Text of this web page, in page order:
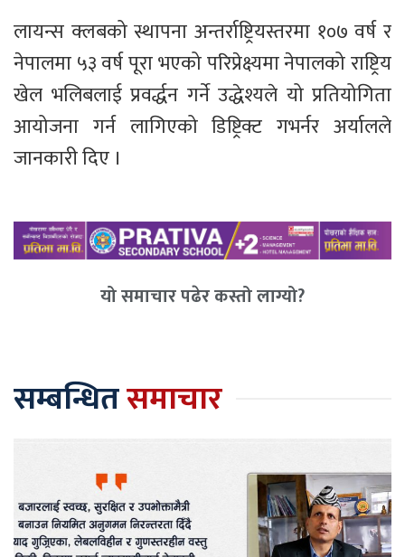
लायन्स क्लबको स्थापना अन्तर्राष्ट्रियस्तरमा १०७ वर्ष र
नेपालमा ५३ वर्ष पूरा भएको परिप्रेक्ष्यमा नेपालको राष्ट्रिय
खेल भलिबलाई प्रवर्द्धन गर्ने उद्धेश्यले यो प्रतियोगिता
आयोजना गर्न लागिएको डिष्ट्रिक्ट गभर्नर अर्यालले
जानकारी दिए ।
यो समाचार पढेर कस्तो लाग्यो?
सम्बन्धितसमाचार